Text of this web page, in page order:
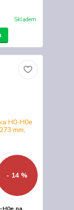
Skladem
- 14 %